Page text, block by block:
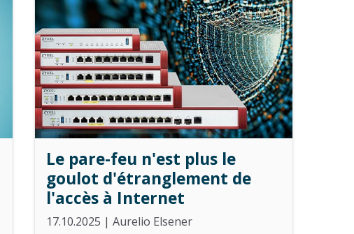
Le pare-feu n'est plus le
goulot d'étranglement de
l'accès à Internet
17.10.2025 | Aurelio Elsener